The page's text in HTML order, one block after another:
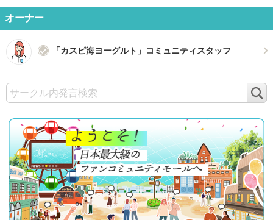
オーナー
「カスピ海ヨーグルト」コミュニティスタッフ